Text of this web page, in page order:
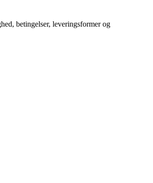
betingelser, leveringsformer og